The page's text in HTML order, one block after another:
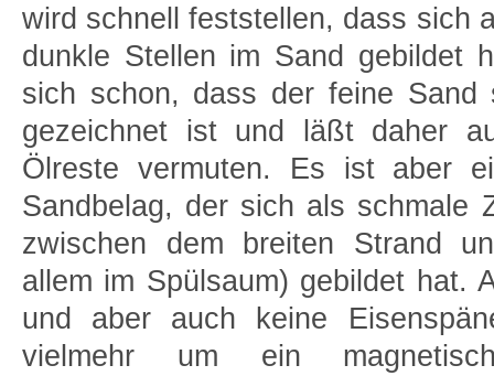
wird schnell feststellen, dass sich
dunkle Stellen im Sand gebildet
sich schon, dass der feine Sand
gezeichnet ist und läßt daher
Ölreste vermuten. Es ist aber
Sandbelag, der sich als schmale
zwischen dem breiten Strand
allem im Spülsaum) gebildet hat.
und aber auch keine
vielmehr um ein